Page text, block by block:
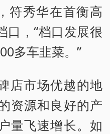
符秀华在首衡高
口，“档口发展很
多车韭菜。”
店市场优越的地
资源和良好的产
量飞速增长。如